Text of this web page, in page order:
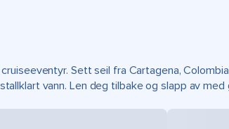
Sett seil fra Cartagena,
vann. Len deg tilbake og slapp av med